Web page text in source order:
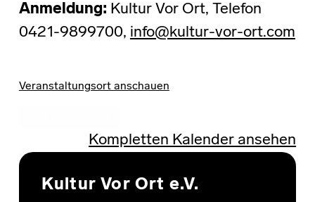
Anmeldung: Kultur Vor Ort, Telefon
0421-9899700, info@kultur-vor-ort.com
Veranstaltungsort anschauen
Kompletten Kalender ansehen
Skip back to main navigation
Kultur Vor Ort e.V.